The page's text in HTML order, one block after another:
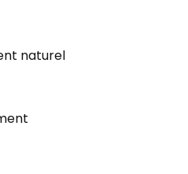
naturel